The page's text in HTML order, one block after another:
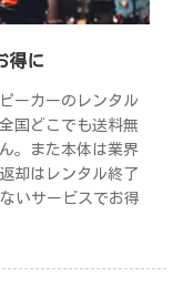
得に
ーカーのレンタル
国どこでも送料無
。また本体は業界
却はレンタル終了
いサービスでお得